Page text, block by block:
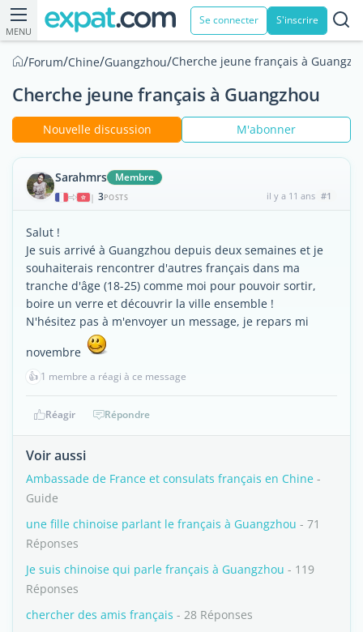
MENU
Se connecter S'inscrire
/Forum/Chine/Guangzhou/Cherche jeune français à
Cherche jeune français à Guangzhou
Nouvelle discussion M'abonner
Sarahmrs Membre
| 3POSTS il y a 11 ans #1
Salut !
Je suis arrivé à Guangzhou depuis deux semaines et je
souhaiterais rencontrer d'autres français dans ma
tranche d'âge (18-25) comme moi pour pouvoir sortir,
boire un verre et découvrir la ville ensemble !
N'hésitez pas à m'envoyer un message, je repars mi
novembre
👍 1 membre a réagi à ce message
Réagir Répondre
Voir aussi
Ambassade de France et consulats français en Chine -
Guide
une fille chinoise parlant le français à Guangzhou - 71
Réponses
Je suis chinoise qui parle français à Guangzhou - 119
Réponses
chercher des amis français - 28 Réponses